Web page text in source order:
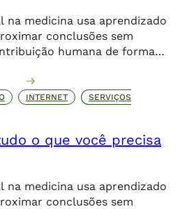
medicina usa aprendizado
conclusões sem
humana de forma
INTERNET
SERVIÇOS
o que você precisa
medicina usa aprendizado
conclusões sem